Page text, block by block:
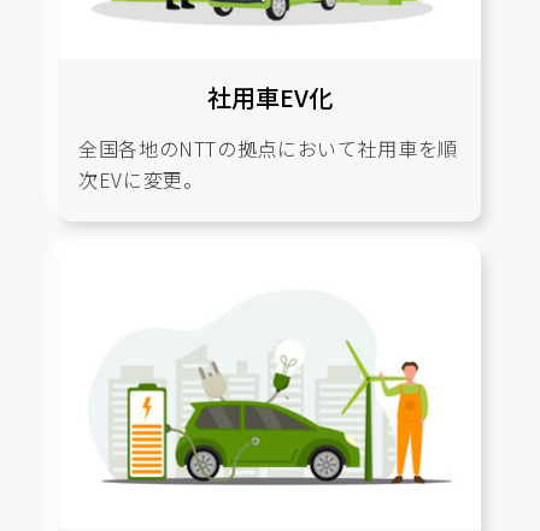
社用車EV化
全国各地のNTTの拠点において社用車を順
次EVに変更。